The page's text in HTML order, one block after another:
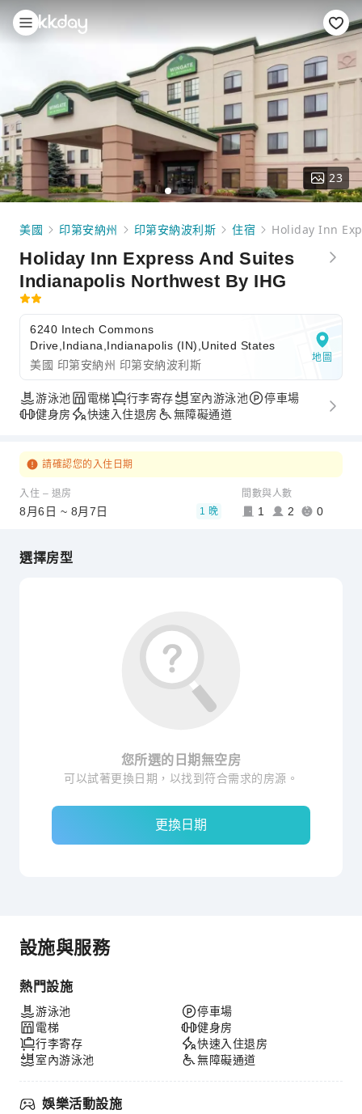
23
美國 印第安納州 印第安納波利斯 住宿 Holiday Inn
Holiday Inn Express And Suites
Indianapolis Northwest By IHG
6240 Intech Commons
Drive,Indiana,Indianapolis (IN),United States
美國 印第安納州 印第安納波利斯
地圖
游泳池 電梯 行李寄存 室內游泳池
停車場
健身房
快速入住退房 無障礙通道
請確認您的入住日期
入住 – 退房
8月6日 ~ 8月7日 1 晚
間數與人數
1 2 0
選擇房型
您所選的日期無空房
可以試著更換日期，以找到符合需求的房源。
更換日期
設施與服務
熱門設施
游泳池
電梯
行李寄存
室內游泳池
停車場
健身房
快速入住退房
無障礙通道
娛樂活動設施